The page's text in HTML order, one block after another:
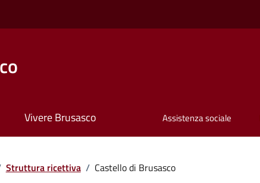
Vivere Brusasco Assistenza sociale
Struttura ricettiva / Castello di Brusasco